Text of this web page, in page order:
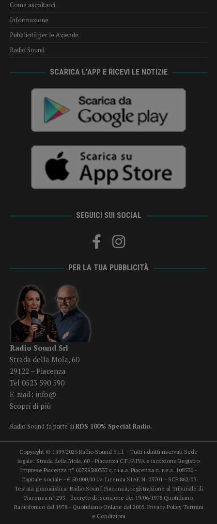
Come ascoltarci
Informazione
Pubblicità per le Aziende
Radio Sound
SCARICA L’APP E RICEVI LE NOTIZIE
SEGUICI SUI SOCIAL
PER LA TUA PUBBLICITÀ
Radio Sound Srl
Strada della Mola, 60
29122 – Piacenza
Tel 0523 590 590
E-mail: info@
Scopri di più
Radio Sound fa parte diRDS 100% Special Radio.
Copyright © 1999/2025 Radio Sound S.r.l. - Tutti i diritti riservati Sede
legale: Strada della Mola, 60 - Piacenza C.F./P.IVA e iscrizione Registro
Imprese Piacenza n° 00799580337 c.c.i.a.a. Piacenza n. r.e.a. 108530 -
Capitale sociale - € 50.000,00 i.v. Licenza SIAE N. 03701 - SCF 862/03
Testata giornalistica: Radio Sound Piacenza, registrazione al Tribunale di
Piacenza n° 293 - decreto di iscrizione del 19/06/1978 Quotidiano
Radiofonico dal 1978 - Quotidiano OnLine dal 2005. Privacy Policy Termini
e Condizioni